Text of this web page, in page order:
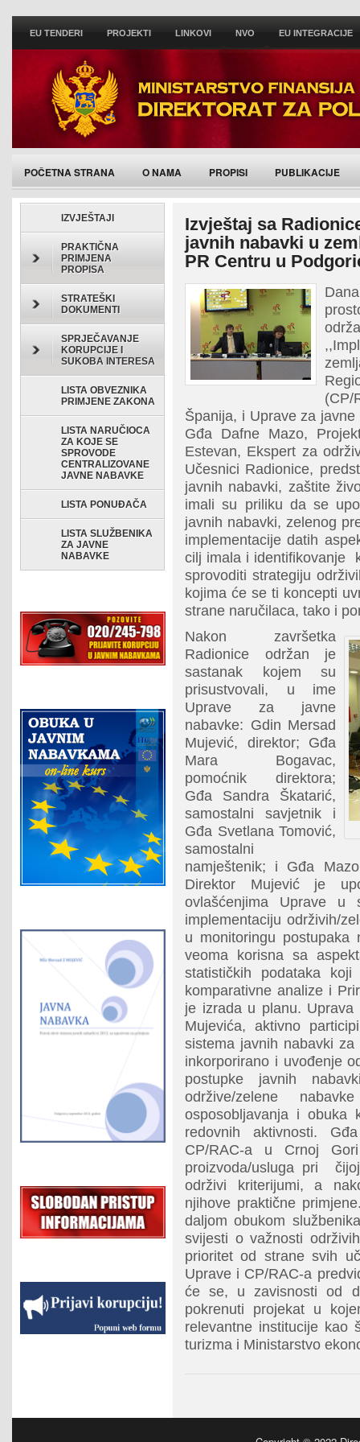
EU TENDERI PROJEKTI LINKOVI NVO EU INTEGRACIJE
POČETNA STRANA O NAMA PROPISI PUBLIKACIJE
IZVJEŠTAJI
PRAKTIČNA
PRIMJENA
PROPISA
STRATEŠKI
DOKUMENTI
SPRJEČAVANJE
KORUPCIJE I
SUKOBA INTERESA
LISTA OBVEZNIKA
PRIMJENE ZAKONA
LISTA NARUČIOCA
ZA KOJE SE
SPROVODE
CENTRALIZOVANE
JAVNE NABAVKE
LISTA PONUĐAČA
LISTA SLUŽBENIKA
ZA JAVNE
NABAVKE
Izvještaj sa
javnih nabavki u
PR Centru u
Španija, i Uprave za
Gđa Dafne Mazo,
Estevan, Ekspert za
Učesnici Radionice,
javnih nabavki, zaštite
imali su priliku da se
javnih nabavki, zelenog
implementacije datih
cilj imala i identifikovanje
sprovoditi strategiju
kojima će se ti koncepti
strane naručilaca, tako i
Nakon završetka
Radionice održan je
sastanak kojem su
prisustvovali, u ime
Uprave za javne
nabavke: Gdin Mersad
Mujević, direktor; Gđa
Mara Bogavac,
pomoćnik direktora;
Gđa Sandra Škatarić,
samostalni savjetnik i
Gđa Svetlana Tomović,
samostalni
namještenik; i Gđa
Direktor Mujević je
ovlašćenjima Uprave u
implementaciju održivih/
u monitoringu postupaka
veoma korisna sa
statističkih podataka
komparativne analize i
je izrada u planu.
Mujevića, aktivno
sistema javnih nabavki
inkorporirano i uvođenje
postupke javnih
održive/zelene
osposobljavanja i obuka
redovnih aktivnosti.
CP/RAC-a u Crnoj
proizvoda/usluga pri
održivi kriterijumi, a
njihove praktične
daljom obukom
svijesti o važnosti
prioritet od strane svih
Uprave i CP/RAC-a
će se, u zavisnosti od
pokrenuti projekat u
relevantne institucije kao
turizma i Ministarstvo